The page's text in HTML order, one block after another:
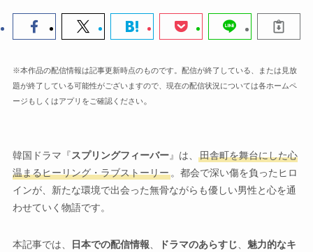
※本作品の配信情報は記事更新時点のものです。配信が終了している、または見放
題が終了している可能性がございますので、現在の配信状況については各ホームペ
ージもしくはアプリをご確認ください。
韓国ドラマ『スプリングフィーバー』は、
田舎町を舞台にした心
温まるヒーリング・ラブストーリー。都会で深い傷を負ったヒロ
インが、新たな環境で出会った無骨ながらも優しい男性と心を通
わせていく物語です。
本記事では、 日本での配信情報、 ドラマのあらすじ、 魅力的なキ